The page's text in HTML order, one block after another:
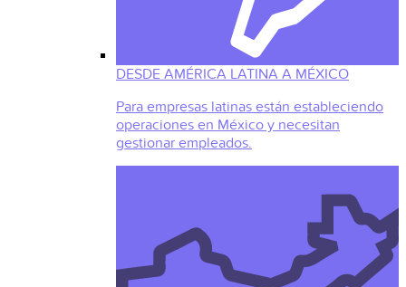
DESDE AMÉRICA LATINA A MÉXICO
Para empresas latinas están estableciendo
operaciones en México y necesitan
gestionar empleados.